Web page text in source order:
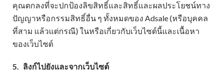
คุณตกลงที่จะปกป้องลิขสิทธิ์และสิทธิ์และผลประโยชน์ทาง
ปัญญาหรือกรรมสิทธิ์อื่น ๆ ทั้งหมดของ Adsale (หรือบุคคล
ที่สาม แล้วแต่กรณี) ในหรือเกี่ยวกับเว็บไซต์นี้และเนื้อหา
ของเว็บไซต์
5. ลิงก์ไปยังและจากเว็บไซต์